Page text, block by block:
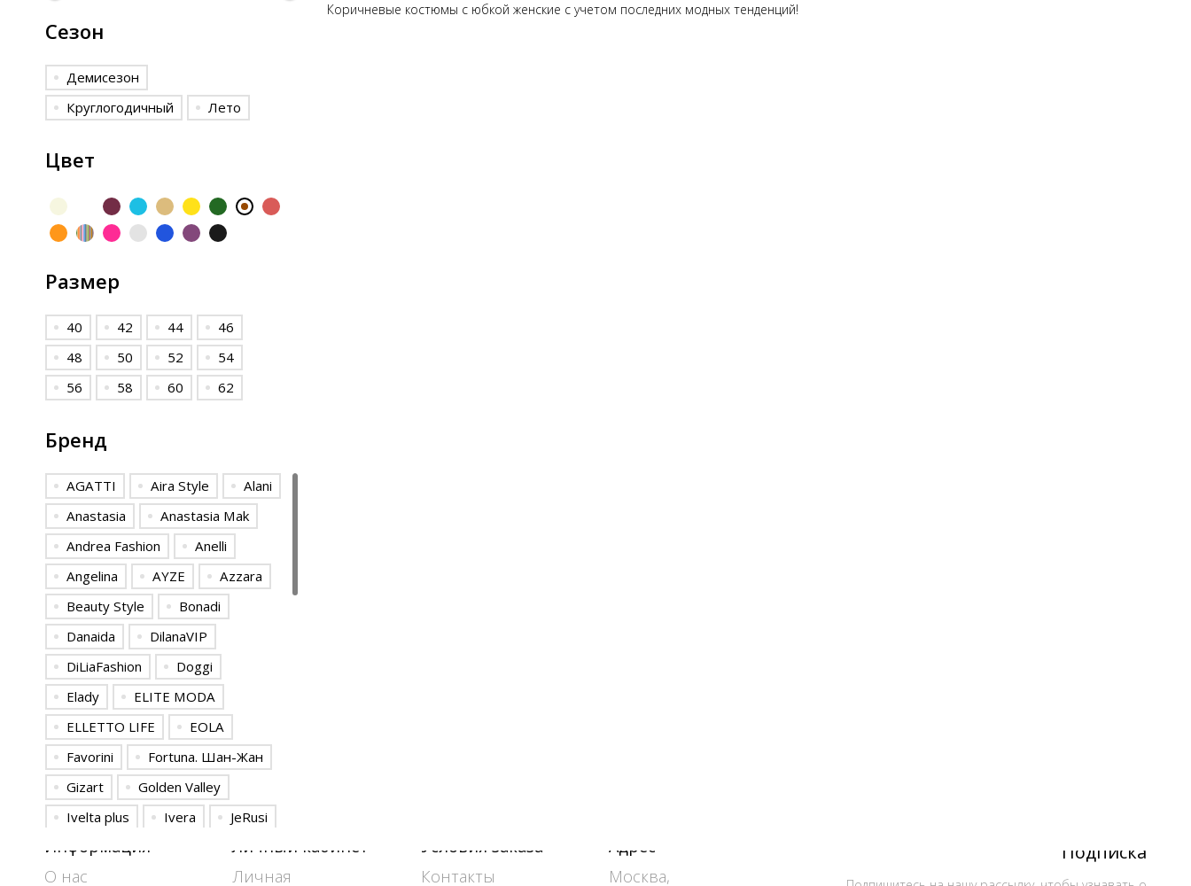
Сезон
Демисезон
Круглогодичный
Лето
Цвет
Размер
40 42 44
46
48
50 52
54
56
58 60 62
Бренд
AGATTI Aira Style
Alani
Anastasia
Anastasia Mak
Andrea Fashion
Anelli
Angelina
AYZE
Azzara
Beauty Style
Bonadi
Danaida
DilanaVIP
DiLiaFashion
Doggi
Elady
ELITE MODA
ELLETTO LIFE
EOLA
Favorini
Fortuna. Шан-Жан
Gizart
Golden Valley
Ivelta plus
Ivera
JeRusi
Kaloris
Lady Style Classic
LeNata
Matini
Коричневые костюмы с юбкой женские с учетом последних модных тенденций!
Информация
О нас
Личный кабинет
Личная
Условия заказа
Контакты
Адрес
Москва,
Подписка